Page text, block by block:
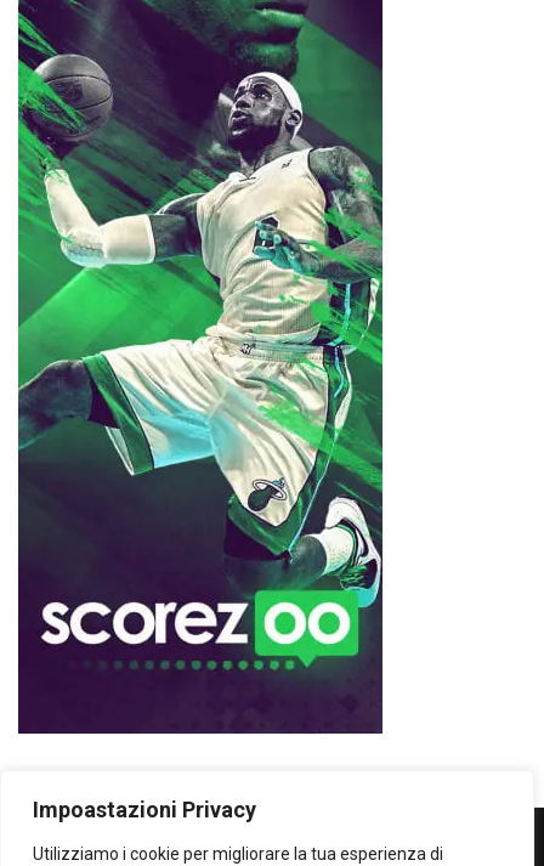
Impoastazioni Privacy
Utilizziamo i cookie per migliorare la tua esperienza di